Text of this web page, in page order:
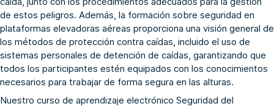
de estos peligros. Además, la formación sobre seguridad en
plataformas elevadoras aéreas proporciona una visión general de
los métodos de protección contra caídas, incluido el uso de
sistemas personales de detención de caídas, garantizando que
todos los participantes estén equipados con los conocimientos
necesarios para trabajar de forma segura en las alturas.
Nuestro curso de aprendizaje electrónico Seguridad del